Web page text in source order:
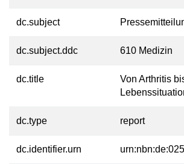
dc.subject
dc.subject.ddc 610 Medizin
dc.title
Von Arthritis
dc.type report
dc.identifier.urn